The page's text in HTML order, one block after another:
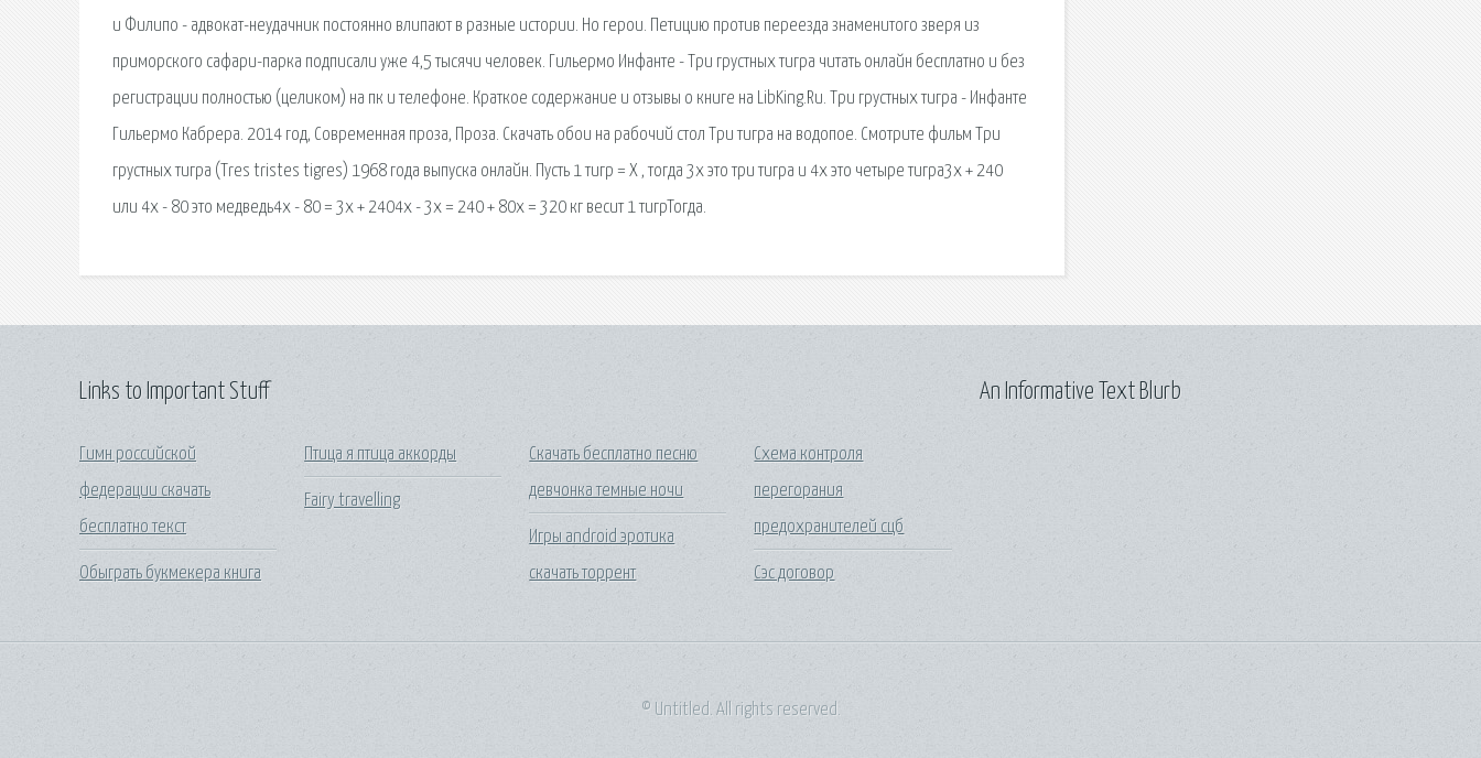
и Филипо - адвокат-неудачник постоянно влипают в разные истории. Но герои. Петицию против переезда знаменитого зверя из
приморского сафари-парка подписали уже 4,5 тысячи человек. Гильермо Инфанте - Три грустных тигра читать онлайн бесплатно и без
регистрации полностью (целиком) на пк и телефоне. Краткое содержание и отзывы о книге на LibKing.Ru. Три грустных тигра - Инфанте
Гильермо Кабрера. 2014 год, Современная проза, Проза. Скачать обои на рабочий стол Три тигра на водопое. Смотрите фильм Три
грустных тигра (Tres tristes tigres) 1968 года выпуска онлайн. Пусть 1 тигр = Х , тогда 3х это три тигра и 4х это четыре тигра3х + 240
или 4х - 80 это медведь4х - 80 = 3х + 2404х - 3х = 240 + 80х = 320 кг весит 1 тигрТогда.
Links to Important Stuff
Гимн российской
федерации скачать
бесплатно текст
Обыграть букмекера книга
Птица я птица аккорды
Fairy travelling
Скачать бесплатно песню
девчонка темные ночи
Игры android эротика
скачать торрент
Схема контроля
перегорания
предохранителей сцб
Сэс договор
An Informative Text Blurb
© Untitled. All rights reserved.